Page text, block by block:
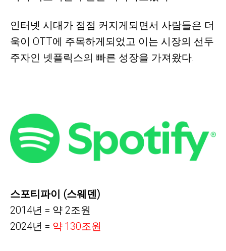
인터넷 시대가 점점 커지게되면서 사람들은 더
욱이 OTT에 주목하게되었고 이는 시장의 선두
주자인 넷플릭스의 빠른 성장을 가져왔다.
스포티파이 (스웨덴)
2014년 = 약 2조원
2024년 = 약 130조원